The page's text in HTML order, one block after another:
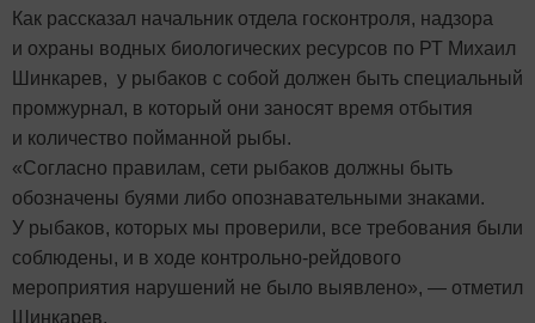
Как рассказал начальник отдела госконтроля, надзора
и охраны водных биологических ресурсов по РТ Михаил
Шинкарев, у рыбаков с собой должен быть специальный
промжурнал, в который они заносят время отбытия
и количество пойманной рыбы.
«Согласно правилам, сети рыбаков должны быть
обозначены буями либо опознавательными знаками.
У рыбаков, которых мы проверили, все требования были
соблюдены, и в ходе контрольно-рейдового
мероприятия нарушений не было выявлено», — отметил
Шинкарев.